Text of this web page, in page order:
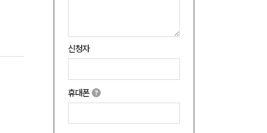
신청자
휴대폰